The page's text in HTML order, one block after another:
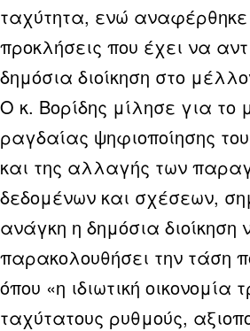
ταχύτητα, ενώ αναφέρθηκε
προκλήσεις που έχει να
δημόσια διοίκηση στο
Ο κ. Βορίδης μίλησε για το
ραγδαίας ψηφιοποίησης
και της αλλαγής των
δεδομένων και σχέσεων,
ανάγκη η δημόσια διοίκηση
παρακολουθήσει την τάση
όπου «η ιδιωτική οικονομία
ταχύτατους ρυθμούς,